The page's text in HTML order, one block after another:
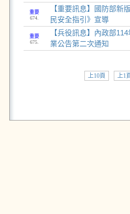
重要
674.
【重要訊息】國防部新
民安全指引》宣導
重要
675.
【兵役訊息】內政部
業公告第二次通知
上10頁 上1